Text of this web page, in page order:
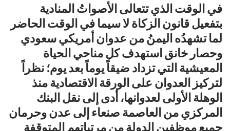
في الوقت الذي تتعالى الأصواتُ المنادية
بتفعيل قانون الزكاة لا سيما في الوقت الحاضر
لما تشهدُه اليمنُ من عدوان أمريكي سعودي
وحصار خانق استهدف كل مناحي الحياة
المعيشية التي تزداد ضيقاً يوماً بعد يوم؛ نظراً
لتركيز العدوان على الورقة الاقتصادية منذ
الوهلة الأولى لعدوانها، أدى إلى نقل البنك
المركزي من العاصمة صنعاء إلى عدن وحرمان
جميع موظفين الدولة من مرتباتهم المتوقفة